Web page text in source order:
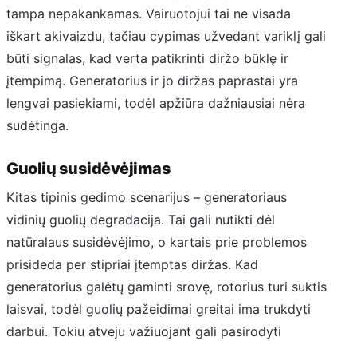
tampa nepakankamas. Vairuotojui tai ne visada
iškart akivaizdu, tačiau cypimas užvedant variklį gali
būti signalas, kad verta patikrinti diržo būklę ir
įtempimą. Generatorius ir jo diržas paprastai yra
lengvai pasiekiami, todėl apžiūra dažniausiai nėra
sudėtinga.
Guolių susidėvėjimas
Kitas tipinis gedimo scenarijus – generatoriaus
vidinių guolių degradacija. Tai gali nutikti dėl
natūralaus susidėvėjimo, o kartais prie problemos
prisideda per stipriai įtemptas diržas. Kad
generatorius galėtų gaminti srovę, rotorius turi suktis
laisvai, todėl guolių pažeidimai greitai ima trukdyti
darbui. Tokiu atveju važiuojant gali pasirodyti